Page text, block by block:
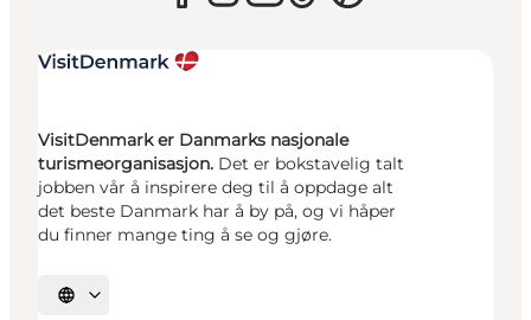
VisitDenmark er Danmarks nasjonale
turismeorganisasjon. Det er bokstavelig talt
jobben vår å inspirere deg til å oppdage alt
det beste Danmark har å by på, og vi håper
du finner mange ting å se og gjøre.
Velg språk